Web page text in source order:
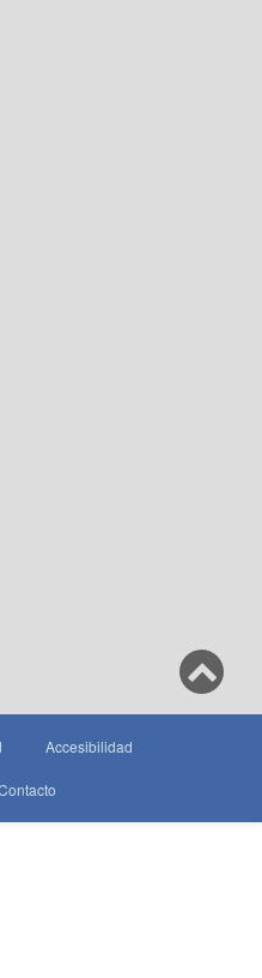
Accesibilidad